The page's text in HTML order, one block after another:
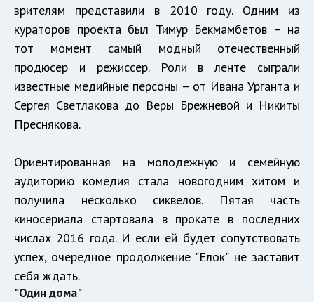
зрителям представили в 2010 году. Одним из
кураторов проекта был Тимур Бекмамбетов – на
тот момент самый модный отечественный
продюсер и режиссер. Роли в ленте сыграли
известные медийные персоны – от Ивана Урганта и
Сергея Светлакова до Веры Брежневой и Никиты
Преснякова.
Ориентированная на молодежную и семейную
аудиторию комедия стала новогодним хитом и
получила несколько сиквелов. Пятая часть
киносериала стартовала в прокате в последних
числах 2016 года. И если ей будет сопутствовать
успех, очередное продолжение "Елок" не заставит
себя ждать.
"Один дома"